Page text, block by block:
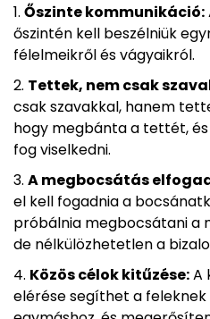
Őszinte kommunikáció:
őszintén kell beszélniük
félelmeikről és vágyaikról.
Tettek, nem csak
csak szavakkal, hanem
hogy megbánta a tettét,
fog viselkedni.
A megbocsátás
el kell fogadnia a
próbálnia megbocsátani a
de nélkülözhetetlen a
Közös célok kitűzése:A
elérése segíthet a feleknek